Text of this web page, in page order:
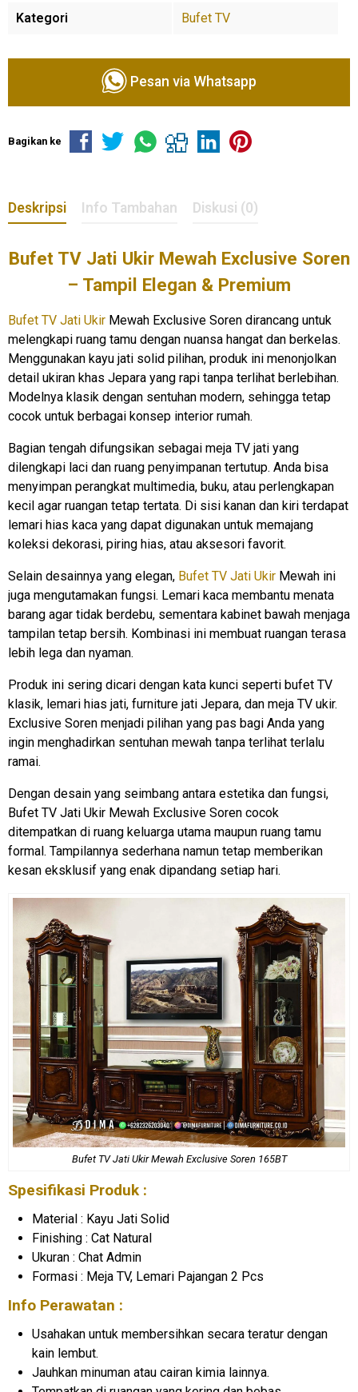
Kategori Bufet TV
Pesan via Whatsapp
Bagikan ke
Deskripsi Info Tambahan Diskusi (0)
Bufet TV Jati Ukir Mewah Exclusive Soren
– Tampil Elegan & Premium
Bufet TV Jati Ukir Mewah Exclusive Soren dirancang untuk
melengkapi ruang tamu dengan nuansa hangat dan berkelas.
Menggunakan kayu jati solid pilihan, produk ini menonjolkan
detail ukiran khas Jepara yang rapi tanpa terlihat berlebihan.
Modelnya klasik dengan sentuhan modern, sehingga tetap
cocok untuk berbagai konsep interior rumah.
Bagian tengah difungsikan sebagai meja TV jati yang
dilengkapi laci dan ruang penyimpanan tertutup. Anda bisa
menyimpan perangkat multimedia, buku, atau perlengkapan
kecil agar ruangan tetap tertata. Di sisi kanan dan kiri terdapat
lemari hias kaca yang dapat digunakan untuk memajang
koleksi dekorasi, piring hias, atau aksesori favorit.
Selain desainnya yang elegan, Bufet TV Jati Ukir Mewah ini
juga mengutamakan fungsi. Lemari kaca membantu menata
barang agar tidak berdebu, sementara kabinet bawah menjaga
tampilan tetap bersih. Kombinasi ini membuat ruangan terasa
lebih lega dan nyaman.
Produk ini sering dicari dengan kata kunci seperti bufet TV
klasik, lemari hias jati, furniture jati Jepara, dan meja TV ukir.
Exclusive Soren menjadi pilihan yang pas bagi Anda yang
ingin menghadirkan sentuhan mewah tanpa terlihat terlalu
ramai.
Dengan desain yang seimbang antara estetika dan fungsi,
Bufet TV Jati Ukir Mewah Exclusive Soren cocok
ditempatkan di ruang keluarga utama maupun ruang tamu
formal. Tampilannya sederhana namun tetap memberikan
kesan eksklusif yang enak dipandang setiap hari.
Bufet TV Jati Ukir Mewah Exclusive Soren 165BT
Spesifikasi Produk :
Material : Kayu Jati Solid
Finishing : Cat Natural
Ukuran : Chat Admin
Formasi : Meja TV, Lemari Pajangan 2 Pcs
Info Perawatan :
Usahakan untuk membersihkan secara teratur dengan
kain lembut.
Jauhkan minuman atau cairan kimia lainnya.